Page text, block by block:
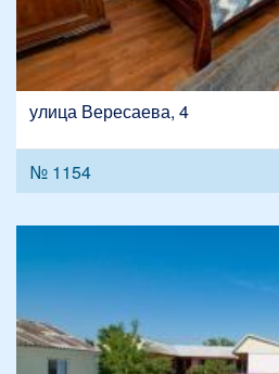
улица Вересаева, 4
№ 1154